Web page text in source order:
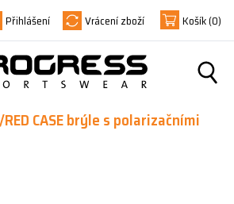
Přihlášení Vrácení zboží Košík(0)
RED CASE brýle s polarizačními